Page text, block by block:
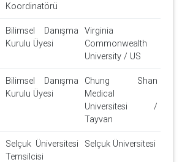
Koordinatörü
Bilimsel Danışma
Kurulu Üyesi
Virginia
Commonwealth
University / US
Bilimsel Danışma
Kurulu Üyesi
Chung Shan
Medical
Universitesi /
Tayvan
Selçuk Üniversitesi
Temsilcisi
Selçuk Üniversitesi